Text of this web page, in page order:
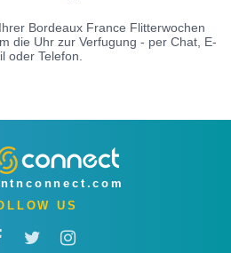
Bordeaux France Flitterwochen
die Uhr zur Verfugung - per Chat, E-
oder Telefon.
US